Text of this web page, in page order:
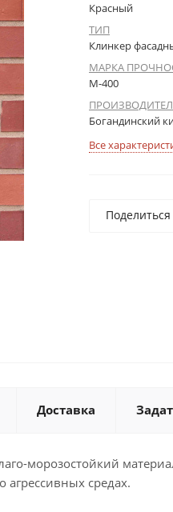
Красный
ТИП
Клинкер
МАРКА
М-400
Богандинский
Все
Поделиться
Доставка
морозостойкий
средах.